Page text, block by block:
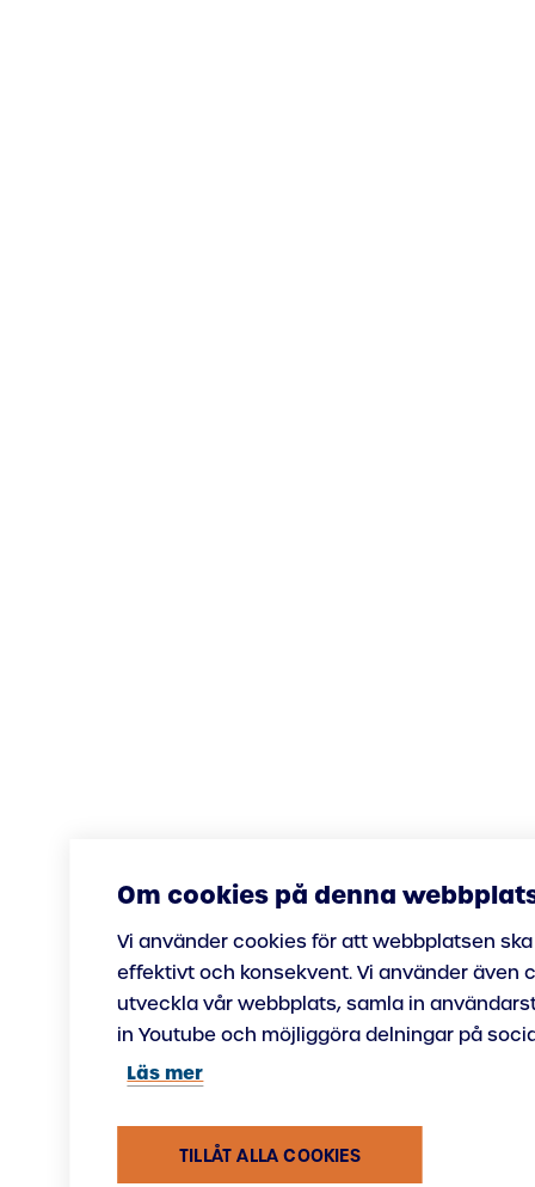
Om cookies på denna
Vi använder cookies för att webbplatsen
effektivt och konsekvent. Vi använder även
utveckla vår webbplats, samla in
in Youtube och möjliggöra delningar på
Läs mer
TILLÅT ALLA COOKIES